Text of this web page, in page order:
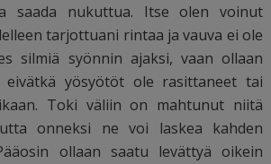
saada nukuttua. Itse olen voinut
tarjottuani rintaa ja vauva ei ole
silmiä syönnin ajaksi, vaan ollaan
yösyötöt ole rasittaneet tai
Toki väliin on mahtunut niitä
onneksi ne voi laskea kahden
ollaan saatu levättyä oikein